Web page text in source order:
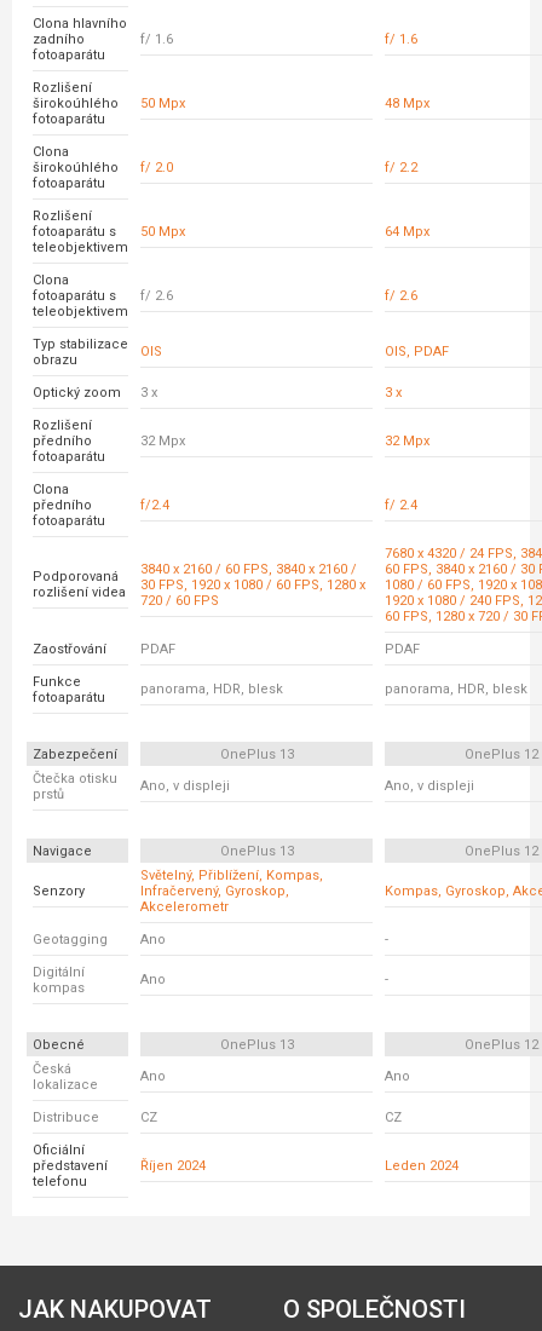
Clona hlavního
zadního
fotoaparátu
f/ 1.6 f/ 1.6
Rozlišení
širokoúhlého
fotoaparátu
50 Mpx 48 Mpx
Clona
širokoúhlého
fotoaparátu
f/ 2.0 f/ 2.2
Rozlišení
fotoaparátu s
teleobjektivem
50 Mpx 64 Mpx
Clona
fotoaparátu s
teleobjektivem
f/ 2.6 f/ 2.6
Typ stabilizace
obrazu
OIS OIS, PDAF
Optický zoom 3 x 3 x
Rozlišení
předního
fotoaparátu
32 Mpx 32 Mpx
Clona
předního
fotoaparátu
f/2.4 f/ 2.4
Podporovaná
rozlišení videa
3840 x 2160 / 60 FPS, 3840 x 2160 /
30 FPS, 1920 x 1080 / 60 FPS, 1280 x
720 / 60 FPS
7680 x 4320 / 24 FPS,
60 FPS, 3840 x 2160 / 30
1080 / 60 FPS, 1920 x
1920 x 1080 / 240 FPS,
60 FPS, 1280 x 720 / 30
Zaostřování PDAF PDAF
Funkce
fotoaparátu
panorama, HDR, blesk panorama, HDR, blesk
Zabezpečení OnePlus 13
OnePlus 12
Čtečka otisku
prstů
Ano, v displeji Ano, v displeji
Navigace OnePlus 13 OnePlus 12
Senzory
Světelný, Přiblížení, Kompas,
Infračervený, Gyroskop,
Akcelerometr
Kompas, Gyroskop,
Geotagging Ano -
Digitální
kompas
Ano -
Obecné OnePlus 13
OnePlus 12
Česká
lokalizace
Ano Ano
Distribuce CZ CZ
Oficiální
představení
telefonu
Říjen 2024 Leden 2024
JAK NAKUPOVAT O SPOLEČNOSTI